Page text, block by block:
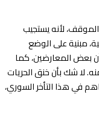
لأنه يستجيب
مبنية على الوضع
بعض المعارضين، كما
لا شك بأن خنق الحريات
في هذا التأخر السوري،